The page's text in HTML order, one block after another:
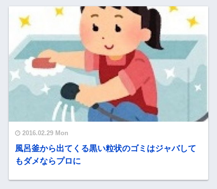
2016.02.29 Mon
風呂釜から出てくる黒い粒状のゴミはジャバして
もダメならプロに